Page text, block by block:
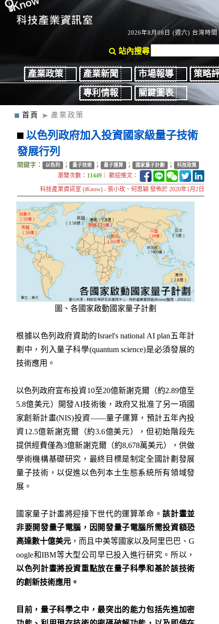
2026年8月08日 (週六) 台灣時間
站內搜尋
產業政策 產業新聞 市場報導
策略
專利情報
關鍵圖表
首頁 產業政策
以色列政府加入投資國家級量子技術
發展行列
關鍵字： 以色列 ； 量子技術 ； 量子運算 ； 國家量子計劃 ； 科技政策
瀏覽次數： 11449 ｜ 歡迎推文：
科技產業資訊室 (iKnow) - 張小玫、何思穎 發佈於 2020年1月2日
圖、各國家啟動國家量子計劃
根據以色列政府資助的Israel's national AI plan五年計
劃中，列入量子科學(quantum science)是必須發展的
技術應用。
以色列政府宣布投資10至20億新謝克爾（約2.89億至
5.8億美元）開發AI技術後，政府又批准了另一項國
家創新計畫(NIS)投資——量子運算，預計五年內投
資12.5億新謝克爾（約3.6億美元），但初始階段先
提供經費僅為3億新謝克爾（約8,678萬美元），供做
學術機構基礎研究，最終目標是制定全國計劃發展
量子技術，以促進以色列本土生態系統所有領域發
展。
國家量子計畫將迎接下世代的運算革命。該計畫並
非要開發量子電腦，因開發量子電腦所需投資額恐
高達數十億美元 ，而且中美等國家以及阿里巴巴、G
oogle和IBM等大型公司早已投入進行研究。所以，
以色列計畫將投資重點放在量子科學和基於該技術
的創新技術應用。
目前，量子科學之中，最突出的能力包括先進加密